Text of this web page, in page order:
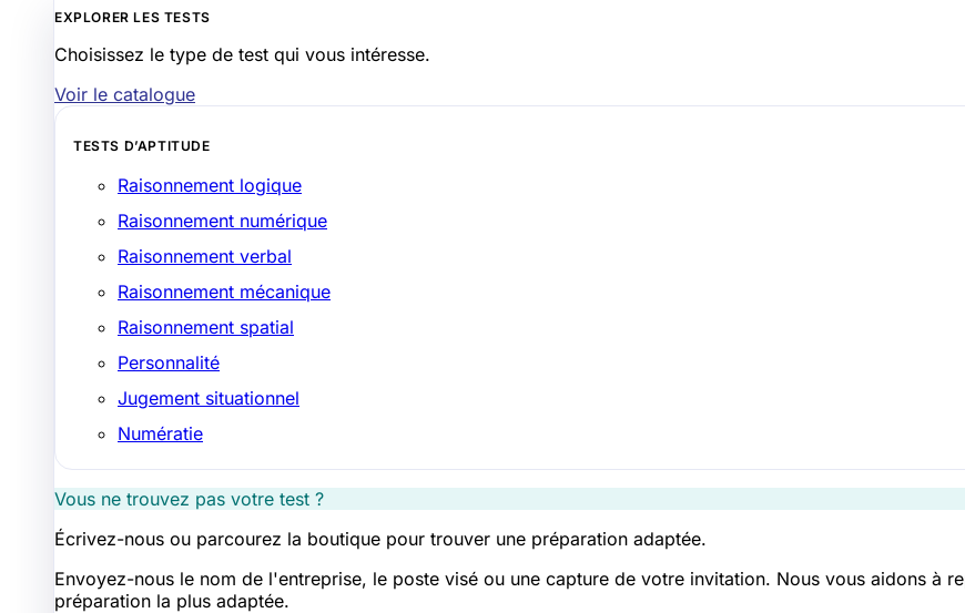
EXPLORER LES TESTS
Choisissez le type de test qui vous intéresse.
Voir le catalogue
TESTS D’APTITUDE
Raisonnement logique
Raisonnement numérique
Raisonnement verbal
Raisonnement mécanique
Raisonnement spatial
Personnalité
Jugement situationnel
Numératie
Vous ne trouvez pas votre test ?
Écrivez-nous ou parcourez la boutique pour trouver une préparation adaptée.
Envoyez-nous le nom de l'entreprise, le poste visé ou une capture de votre invitation. Nous vous aidons à
préparation la plus adaptée.